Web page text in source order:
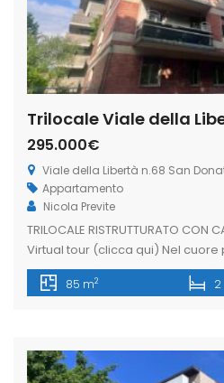
295.000€
Viale della Libertà n.68 San
Appartamento
Nicola Previte
TRILOCALE RISTRUTTURATO
Virtual tour (clicca qui) Nel
cittadino, in Viale Libertà 68,
coniuga perfettamente la
scelta ideale per […]
85 m2 2